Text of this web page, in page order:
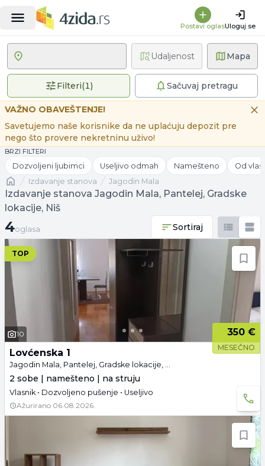
Postavi oglasUloguj se
Mapa
Filteri(1)1 primenjen filterSačuvaj pretragu
Udaljenost
VAŽNO OBAVEŠTENJE!
Savetujemo naše korisnike da ne uplaćuju depozit pre
nego što provere nekretninu uživo!
BRZI FILTERI
Dozvoljeni ljubimci Useljivo odmah Namešteno Od
Naslovnaizdavanje stanova Jagodin Mala
Izdavanje stanova Jagodin Mala, Pantelej, Gradske
lokacije, Niš
4 oglasa
4oglasa Sortiraj
TOP
10 350 €
MESEČNO
Lovćenska 1
Jagodin Mala, Pantelej, Gradske lokacije, Niš
2 sobe | namešteno | na struju
Vlasnik • Dozvoljeno pušenje • Useljivo
Ažurirano 06.08.2026.